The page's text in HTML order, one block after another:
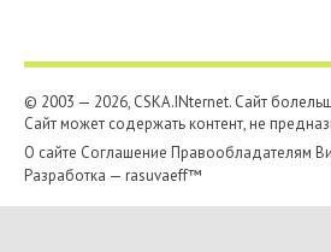
© 2003 — 2026, CSKA.INternet. Cайт
Сайт может содержать контент, не
О сайте Соглашение Правообладателям
Разработка — rasuvaeff™